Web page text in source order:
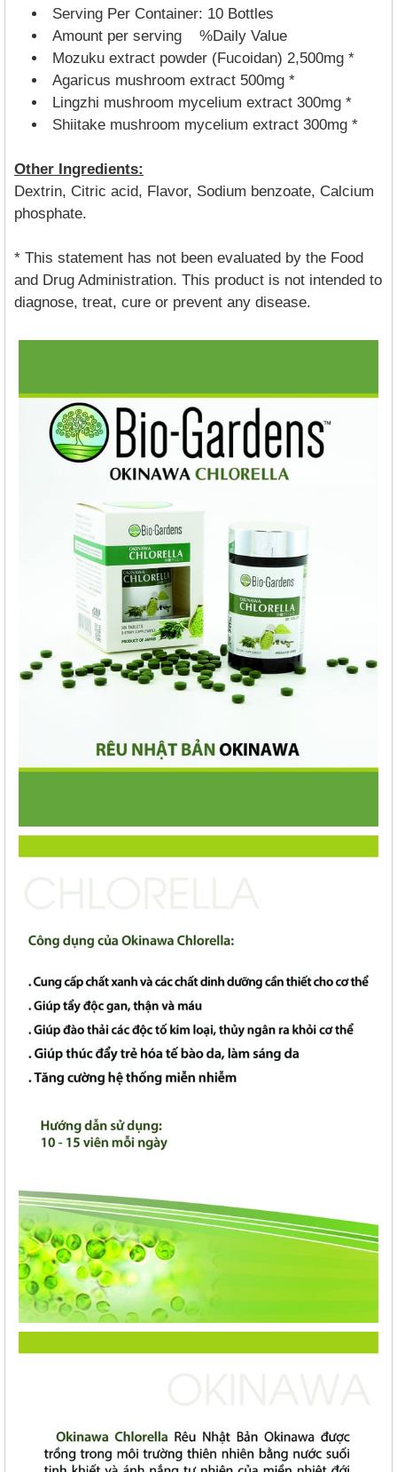
Serving Per Container: 10 Bottles
Amount per serving %Daily Value
Mozuku extract powder (Fucoidan) 2,500mg *
Agaricus mushroom extract 500mg *
Lingzhi mushroom mycelium extract 300mg *
Shiitake mushroom mycelium extract 300mg *
Other Ingredients:
Dextrin, Citric acid, Flavor, Sodium benzoate, Calcium
phosphate.
* This statement has not been evaluated by the Food
and Drug Administration. This product is not intended to
diagnose, treat, cure or prevent any disease.